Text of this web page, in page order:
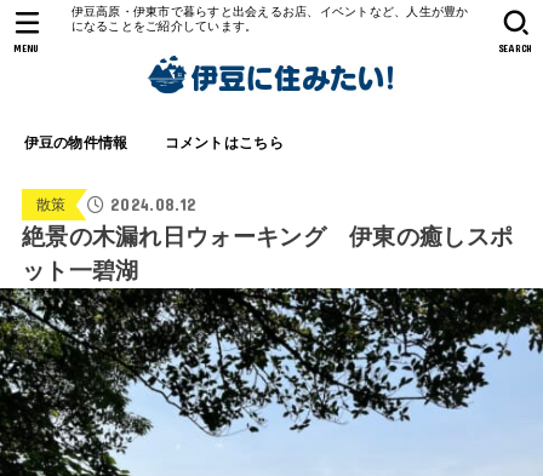
伊豆高原・伊東市で暮らすと出会えるお店、イベントなど、人生が豊か
になることをご紹介しています。
伊豆の物件情報 コメントはこちら
SEARCH
MENU
散策 2024.08.12
絶景の木漏れ日ウォーキング 伊東の癒しスポ
ット一碧湖